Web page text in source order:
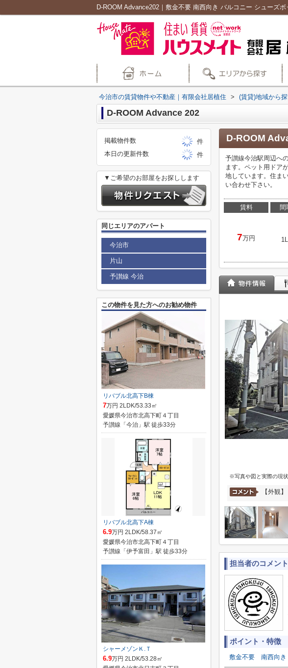
今治市の賃貸物件や不動産｜有限会社居植住 > (賃貸)地域から
D-ROOM Advance 202
D-ROOM
予讃線今治駅周辺へ
ます。ペット用ドア
地しています。住ま
い合わせ下さい。
賃料
7万円
間
※写真や図と実際の現
【外観】
担当者のコメント
ポイント・特徴
敷金不要 南西向き
掲載物件数
件
本日の更新件数
件
▼ご希望のお部屋をお探しします
同じエリアのアパート
今治市
片山
予讃線 今治
この物件を見た方へのお勧め物件
リバブル北高下B棟
7万円 2LDK/53.33㎡
愛媛県今治市北高下町４丁目
予讃線「今治」駅 徒歩33分
リバブル北高下A棟
6.9万円 2LDK/58.37㎡
愛媛県今治市北高下町４丁目
予讃線「伊予富田」駅 徒歩33分
シャーメゾンＫ.Ｔ
6.9万円 2LDK/53.28㎡